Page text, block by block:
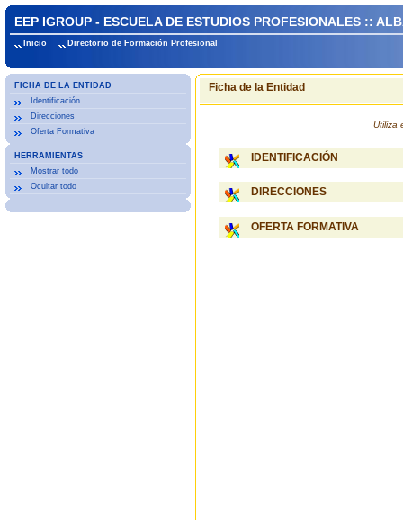
EEP IGROUP - ESCUELA DE ESTUDIOS PROFESIONALES ::
Inicio Directorio de Formación Profesional
FICHA DE LA ENTIDAD
Identificación
Direcciones
Oferta Formativa
HERRAMIENTAS
Mostrar todo
Ocultar todo
Ficha de la Entidad
Utiliza
IDENTIFICACIÓN
DIRECCIONES
OFERTA FORMATIVA